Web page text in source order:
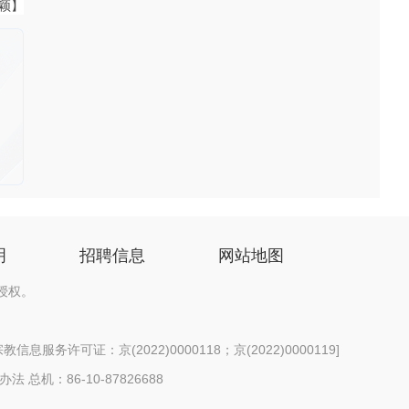
】
招聘信息 网站地图
。
教信息服务许可证：京(2022)0000118；京(2022)0000119]
法 总机：86-10-87826688